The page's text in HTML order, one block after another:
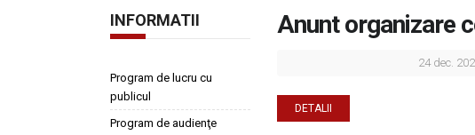
INFORMATII
Program de lucru cu
publicul
Program de audienţe
Anunt organizare
24 dec.
DETALII